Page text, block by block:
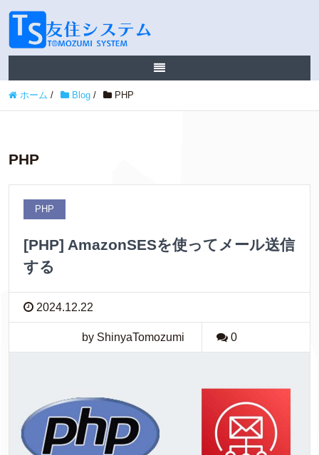
ホーム / Blog / PHP
PHP
PHP
[PHP] AmazonSESを使ってメール送信
する
2024.12.22
by ShinyaTomozumi 0